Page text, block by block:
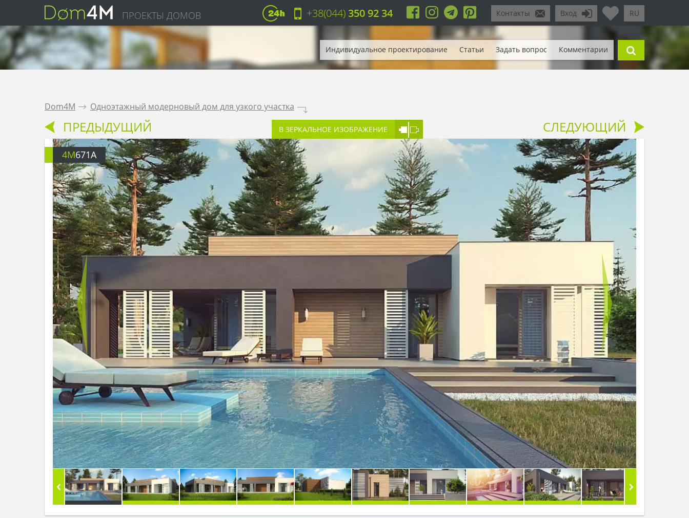
ПРОЕКТЫ ДОМОВ RU
Вход
Контакты
+38(044)350 92 34
Индивидуальное проектирование Статьи Задать вопрос Комментарии
Dom4M . Одноэтажный модерновый дом для узкого участка .
ПРЕДЫДУЩИЙ В ЗЕРКАЛЬНОЕ ИЗОБРАЖЕНИЕ СЛЕДУЮЩИЙ
4M671A